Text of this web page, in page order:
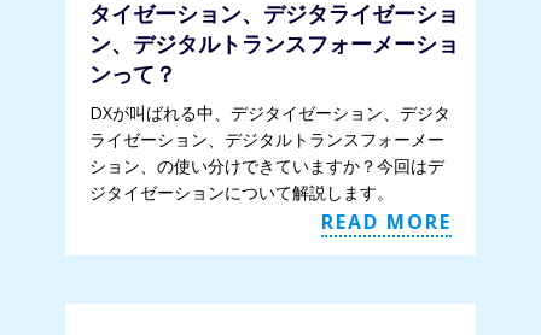
タイゼーション、デジタライゼーショ
ン、デジタルトランスフォーメーショ
ンって？
DXが叫ばれる中、デジタイゼーション、デジタ
ライゼーション、デジタルトランスフォーメー
ション、の使い分けできていますか？今回はデ
ジタイゼーションについて解説します。
READ MORE